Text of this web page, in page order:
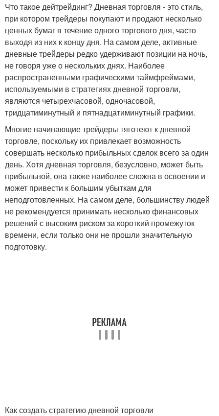
Что такое дейтрейдинг? Дневная торговля - это стиль,
при котором трейдеры покупают и продают несколько
ценных бумаг в течение одного торгового дня, часто
выходя из них к концу дня. На самом деле, активные
дневные трейдеры редко удерживают позиции на ночь,
не говоря уже о нескольких днях. Наиболее
распространенными графическими таймфреймами,
используемыми в стратегиях дневной торговли,
являются четырехчасовой, одночасовой,
тридцатиминутный и пятнадцатиминутный графики.
Многие начинающие трейдеры тяготеют к дневной
торговле, поскольку их привлекает возможность
совершать несколько прибыльных сделок всего за один
день. Хотя дневная торговля, безусловно, может быть
прибыльной, она также наиболее сложна в освоении и
может привести к большим убыткам для
неподготовленных. На самом деле, большинству людей
не рекомендуется принимать несколько финансовых
решений с высоким риском за короткий промежуток
времени, если только они не прошли значительную
подготовку.
Как создать стратегию дневной торговли